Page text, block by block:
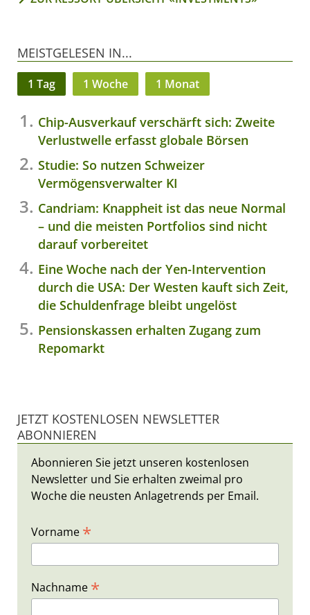
MEISTGELESEN IN...
1 Tag 1 Woche 1 Monat
Chip-Ausverkauf verschärft sich: Zweite
Verlustwelle erfasst globale Börsen
Studie: So nutzen Schweizer
Vermögensverwalter KI
Candriam: Knappheit ist das neue Normal
– und die meisten Portfolios sind nicht
darauf vorbereitet
Eine Woche nach der Yen-Intervention
durch die USA: Der Westen kauft sich Zeit,
die Schuldenfrage bleibt ungelöst
Pensionskassen erhalten Zugang zum
Repomarkt
JETZT KOSTENLOSEN NEWSLETTER
ABONNIEREN
Abonnieren Sie jetzt unseren kostenlosen
Newsletter und Sie erhalten zweimal pro
Woche die neusten Anlagetrends per Email.
Vorname *
Nachname *